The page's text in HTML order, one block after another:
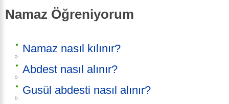
Namaz Öğreniyorum
Namaz nasıl kılınır?
Abdest nasıl alınır?
Gusül abdesti nasıl alınır?